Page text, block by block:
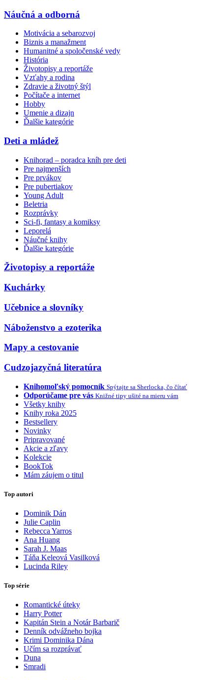
Náučná a odborná
Motivácia a sebarozvoj
Biznis a manažment
Humanitné a spoločenské vedy
História
Životopisy a reportáže
Vzťahy a rodina
Zdravie a životný štýl
Počítače a internet
Hobby
Umenie a dizajn
Ďalšie kategórie
Deti a mládež
Knihorad – poradca kníh pre deti
Pre najmenších
Pre prvákov
Pre pubertiakov
Young Adult
Beletria
Rozprávky
Sci-fi, fantasy a komiksy
Leporelá
Náučné knihy
Ďalšie kategórie
Životopisy a reportáže
Kuchárky
Učebnice a slovníky
Náboženstvo a ezoterika
Mapy a cestovanie
Cudzojazyčná literatúra
Knihomoľský pomocník Spýtajte sa Sherlocka, čo čítať
Odporúčame pre vás Knižné tipy ušité na mieru vám
Všetky knihy
Knihy roka 2025
Bestsellery
Novinky
Pripravované
Akcie a zľavy
Kolekcie
BookTok
Mám záujem o titul
Top autori
Dominik Dán
Julie Caplin
Rebecca Yarros
Ana Huang
Sarah J. Maas
Táňa Keleová Vasilková
Lucinda Riley
Top série
Romantické úteky
Harry Potter
Kapitán Stein a Notár Barbarič
Denník odvážneho bojka
Krimi Dominika Dána
Učím sa rozprávať
Duna
Smradi